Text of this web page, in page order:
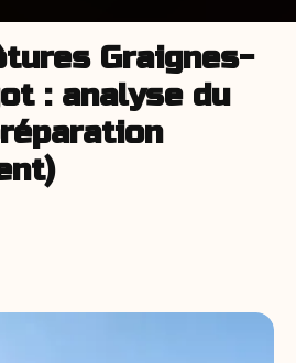
Graignes-
: analyse du